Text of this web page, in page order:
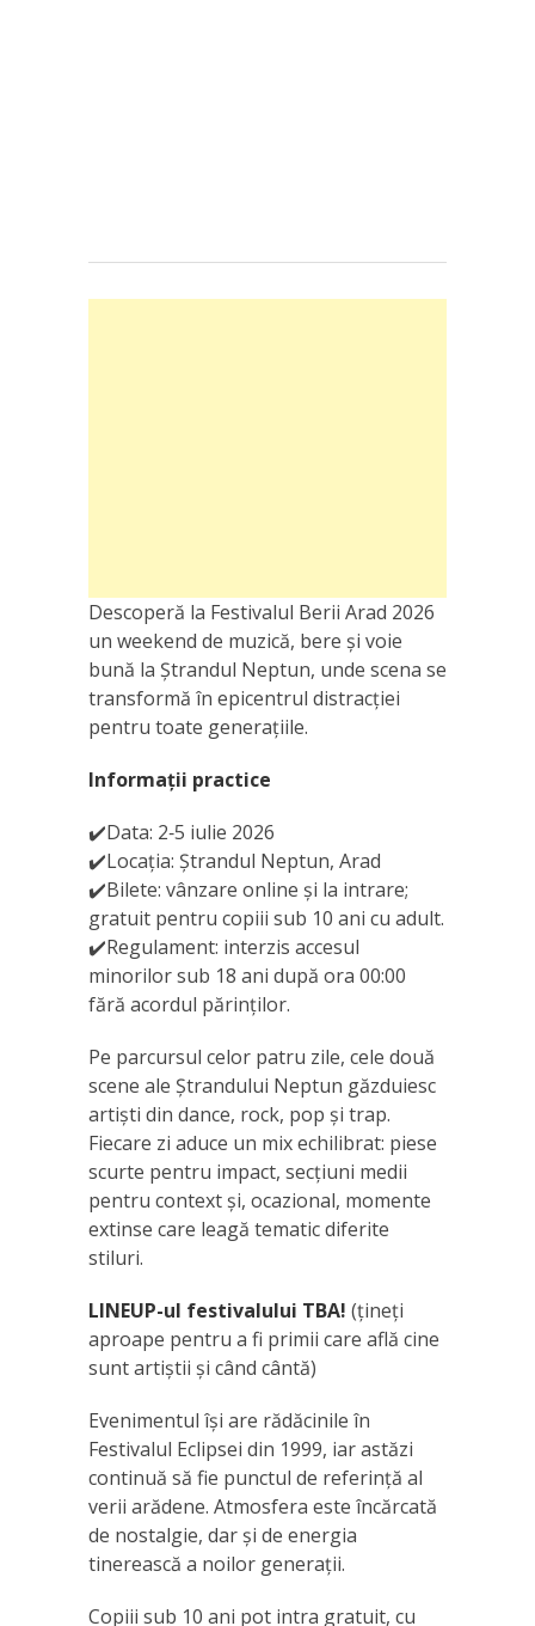
Descoperă la Festivalul Berii Arad 2026
un weekend de muzică, bere și voie
bună la Ștrandul Neptun, unde scena se
transformă în epicentrul distracției
pentru toate generațiile.
Informaţii practice
✔️Data: 2‑5 iulie 2026
✔️Locaţia: Ștrandul Neptun, Arad
✔️Bilete: vânzare online și la intrare;
gratuit pentru copiii sub 10 ani cu adult.
✔️Regulament: interzis accesul
minorilor sub 18 ani după ora 00:00
fără acordul părinților.
Pe parcursul celor patru zile, cele două
scene ale Ștrandului Neptun găzduiesc
artiști din dance, rock, pop și trap.
Fiecare zi aduce un mix echilibrat: piese
scurte pentru impact, secţiuni medii
pentru context și, ocazional, momente
extinse care leagă tematic diferite
stiluri.
LINEUP-ul festivalului TBA! (țineți
aproape pentru a fi primii care află cine
sunt artiștii și când cântă)
Evenimentul îşi are rădăcinile în
Festivalul Eclipsei din 1999, iar astăzi
continuă să fie punctul de referință al
verii arădene. Atmosfera este încărcată
de nostalgie, dar și de energia
tinerească a noilor generații.
Copiii sub 10 ani pot intra gratuit, cu